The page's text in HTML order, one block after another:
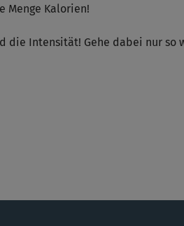
Menge Kalorien!
die Intensität! Gehe dabei nur so